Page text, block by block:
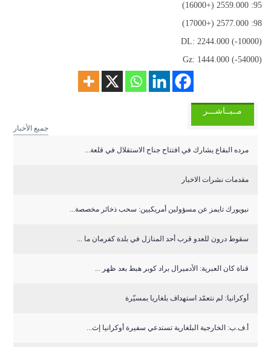
95: 2559.000 (+16000)
98: 2577.000 (+17000)
DL: 2244.000 (-10000)
Gz: 1444.000 (-54000)
مــبــاشـــر
جميع الأخبار
مرده البقاع يشارك في افتتاح جناح الاستقلال في قلعة...
مقدمات نشرات الاخبار
نيويورك تايمز عن مسؤولين أمريكيين: سحب ذخائر مخصصة...
سقوط درون للعدو قرب أحد المنازل في بلدة كفرمان ما ...
قناة كان العبرية: الأدميرال براد كوبر هبط بعد ظهر ...
أوكرانيا: لم نتعمّد استهداف بلغاريا بمسيّرة
أ.ف.ب: الخارجية البلغارية تستدعي سفيرة أوكرانيا إث...